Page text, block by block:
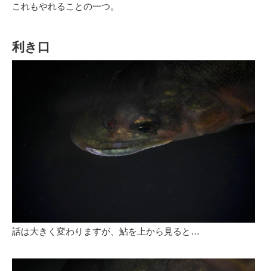
これもやれることの一つ。
利き口
話は大きく変わりますが、鮎を上から見ると…